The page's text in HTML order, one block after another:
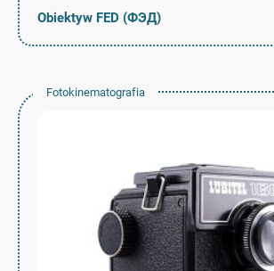
Obiektyw FED (ФЭД)
Fotokinematografia